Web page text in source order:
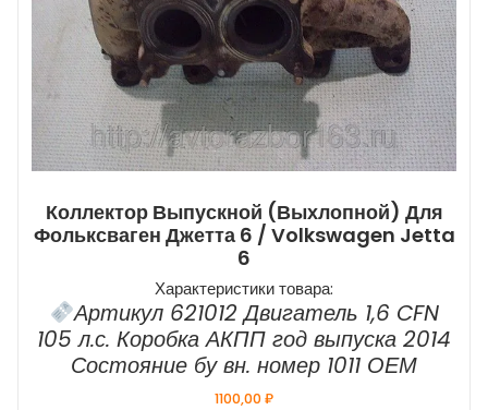
Коллектор Выпускной (выхлопной) Для
Фольксваген Джетта 6 / Volkswagen Jetta
6
Характеристики товара:
Артикул 621012 Двигатель 1,6 CFN
105 л.с. Коробка АКПП год выпуска 2014
Состояние бу вн. номер 1011 ОЕМ
1100,00₽